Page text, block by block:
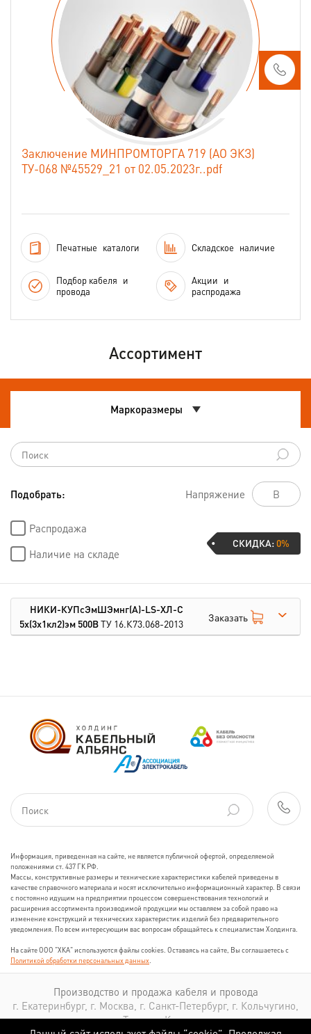
Заключение МИНПРОМТОРГА 719 (АО ЭКЗ)
ТУ-068 №45529_21 от 02.05.2023г..pdf
Печатные каталоги Складское наличие
Подбор кабеля и
провода
Акции и
распродажа
Ассортимент
Маркоразмеры
Подобрать: Напряжение
Распродажа
Наличие на складе
СКИДКА:0%
НИКИ-КУПсЭмШЭмнг(А)-LS-ХЛ-С
5х(3х1кл2)эм 500ВТУ 16.К73.068-2013 Заказать
Информация, приведенная на сайте, не является публичной офертой, определяемой
положениями ст. 437 ГК РФ.
Массы, конструктивные размеры и технические характеристики кабелей приведены в
качестве справочного материала и носят исключительно информационный характер. В связи
с постоянно идущим на предприятии процессом совершенствования технологий и
расширения ассортимента производимой продукции мы оставляем за собой право на
изменение конструкций и технических характеристик изделий без предварительного
уведомления. По всем интересующим вас вопросам обращайтесь к специалистам Холдинга.
На сайте ООО "ХКА" используются файлы cookies. Оставаясь на сайте, Вы соглашаетесь с
Политикой обработки персональных данных
Производство и продажа кабеля и провода
г. Екатеринбург, г. Москва, г. Санкт-Петербург, г. Кольчугино,
г. Томск, г. Казань